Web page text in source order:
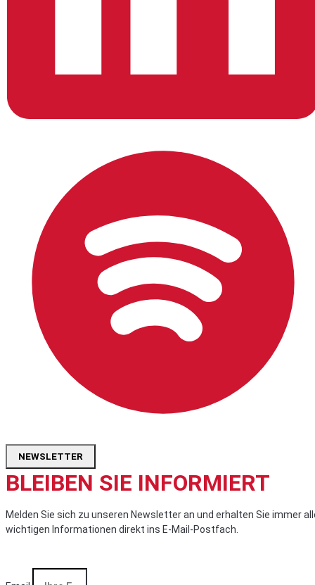
NEWSLETTER
BLEIBEN SIE INFORMIERT
Melden Sie sich zu unseren Newsletter an und erhalten Sie immer
wichtigen Informationen direkt ins E-Mail-Postfach.